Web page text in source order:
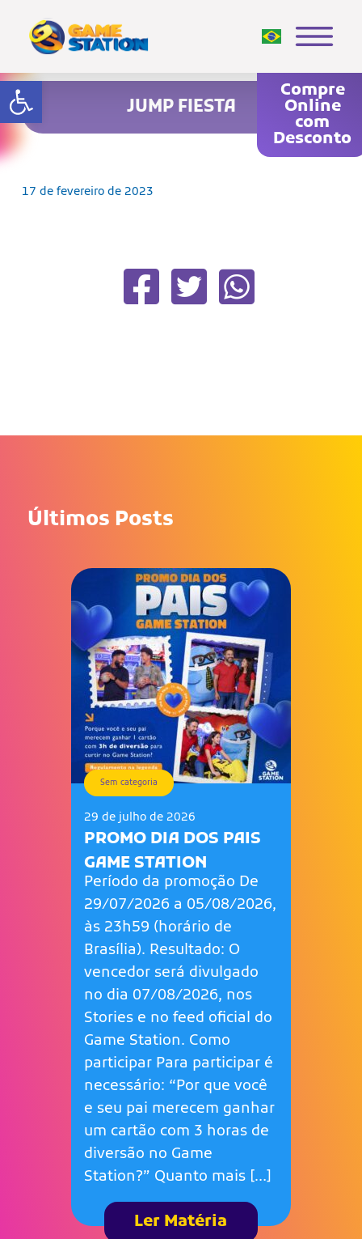
Compre
Online
com
Desconto
JUMP FIESTA
17 de fevereiro de 2023
Últimos Posts
Sem categoria
29 de julho de 2026
PROMO DIA DOS PAIS
GAME STATION
Período da promoção De
29/07/2026 a 05/08/2026,
às 23h59 (horário de
Brasília). Resultado: O
vencedor será divulgado
no dia 07/08/2026, nos
Stories e no feed oficial do
Game Station. Como
participar Para participar é
necessário: “Por que você
e seu pai merecem ganhar
um cartão com 3 horas de
diversão no Game
Station?” Quanto mais […]
Ler Matéria
Abrir a barra de ferramentas